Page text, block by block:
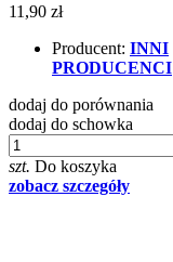
11,90 zł
Producent: INNI
PRODUCENCI
dodaj do porównania
dodaj do schowka
szt. Do koszyka
zobacz szczegóły